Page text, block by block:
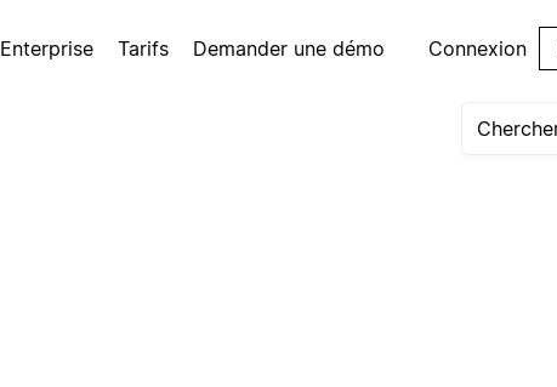
Enterprise Tarifs Demander une démo Connexion